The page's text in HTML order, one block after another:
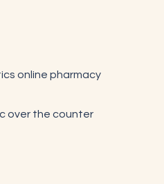
online pharmacy
over the counter